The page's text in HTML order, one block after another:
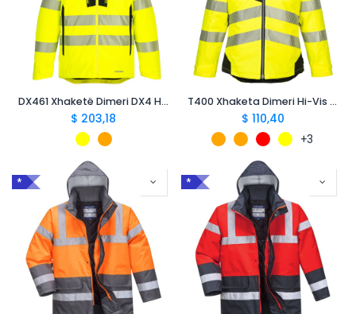
DX461 Xhaketë Dimeri DX4 Hi-Vis
$ 203,18
T400 Xhaketa Dimeri Hi-Vis PW3
$ 110,40
+3
* *